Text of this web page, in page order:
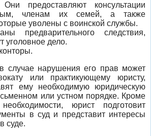
Они предоставляют консультации
членам их семей, а также
уволены с воинской службы.
предварительного следствия,
уголовное дело.
случае нарушения его прав может
или практикующему юристу,
ему необходимую юридическую
или устном порядке. Кроме
юрист подготовит
в суд и представит интересы
суде.